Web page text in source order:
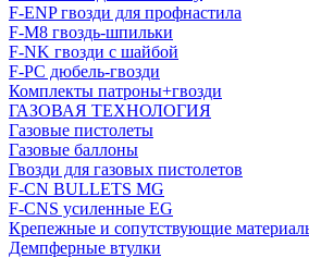
F-ENP гвозди для профнастила
F-M8 гвоздь-шпильки
F-NK гвозди с шайбой
F-PC дюбель-гвозди
Комплекты патроны+гвозди
ГАЗОВАЯ ТЕХНОЛОГИЯ
Газовые пистолеты
Газовые баллоны
Гвозди для газовых пистолетов
F-CN BULLETS MG
F-CNS усиленные EG
Крепежные и сопутствующие
Демпферные втулки